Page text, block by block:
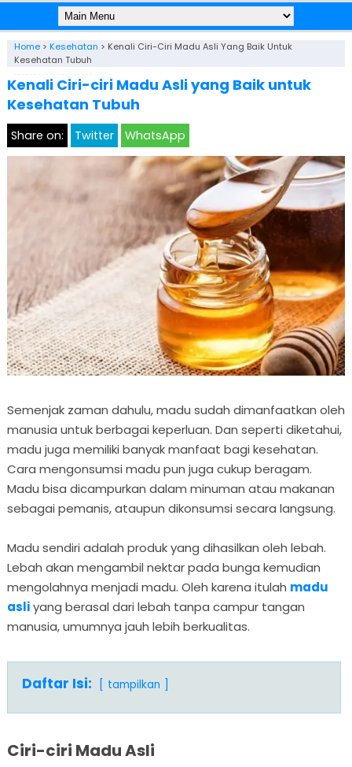
Home> Kesehatan > Kenali Ciri-Ciri Madu Asli Yang Baik Untuk
Kesehatan Tubuh
Kenali Ciri-ciri Madu Asli yang Baik untuk
Kesehatan Tubuh
Share on: Twitter WhatsApp
Semenjak zaman dahulu, madu sudah dimanfaatkan oleh
manusia untuk berbagai keperluan. Dan seperti diketahui,
madu juga memiliki banyak manfaat bagi kesehatan.
Cara mengonsumsi madu pun juga cukup beragam.
Madu bisa dicampurkan dalam minuman atau makanan
sebagai pemanis, ataupun dikonsumsi secara langsung.
Madu sendiri adalah produk yang dihasilkan oleh lebah.
Lebah akan mengambil nektar pada bunga kemudian
mengolahnya menjadi madu. Oleh karena itulah madu
asliyang berasal dari lebah tanpa campur tangan
manusia, umumnya jauh lebih berkualitas.
Daftar Isi: tampilkan
Ciri-ciri Madu Asli